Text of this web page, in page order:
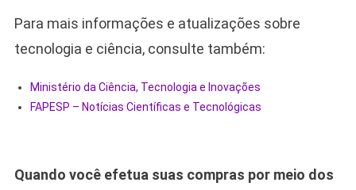
Para mais informações e atualizações sobre
tecnologia e ciência, consulte também:
Ministério da Ciência, Tecnologia e Inovações
FAPESP – Notícias Científicas e Tecnológicas
Quando você efetua suas compras por meio dos